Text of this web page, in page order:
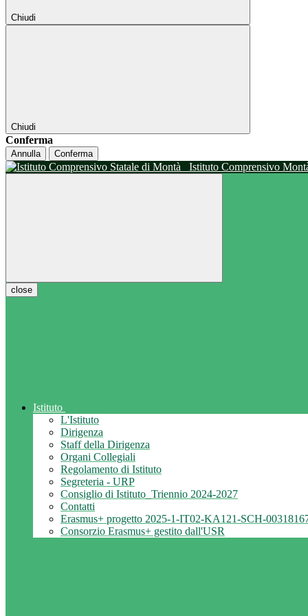
Chiudi
Chiudi
Conferma
Annulla Conferma
Istituto Comprensivo
close
Istituto
L'Istituto
Dirigenza
Staff della Dirigenza
Organi Collegiali
Regolamento di Istituto
Segreteria - URP
Consiglio di Istituto_Triennio 2024-2027
Contatti
Erasmus+ progetto 2025-1-IT02-KA121-SCH-
Consorzio Erasmus+ gestito dall'USR